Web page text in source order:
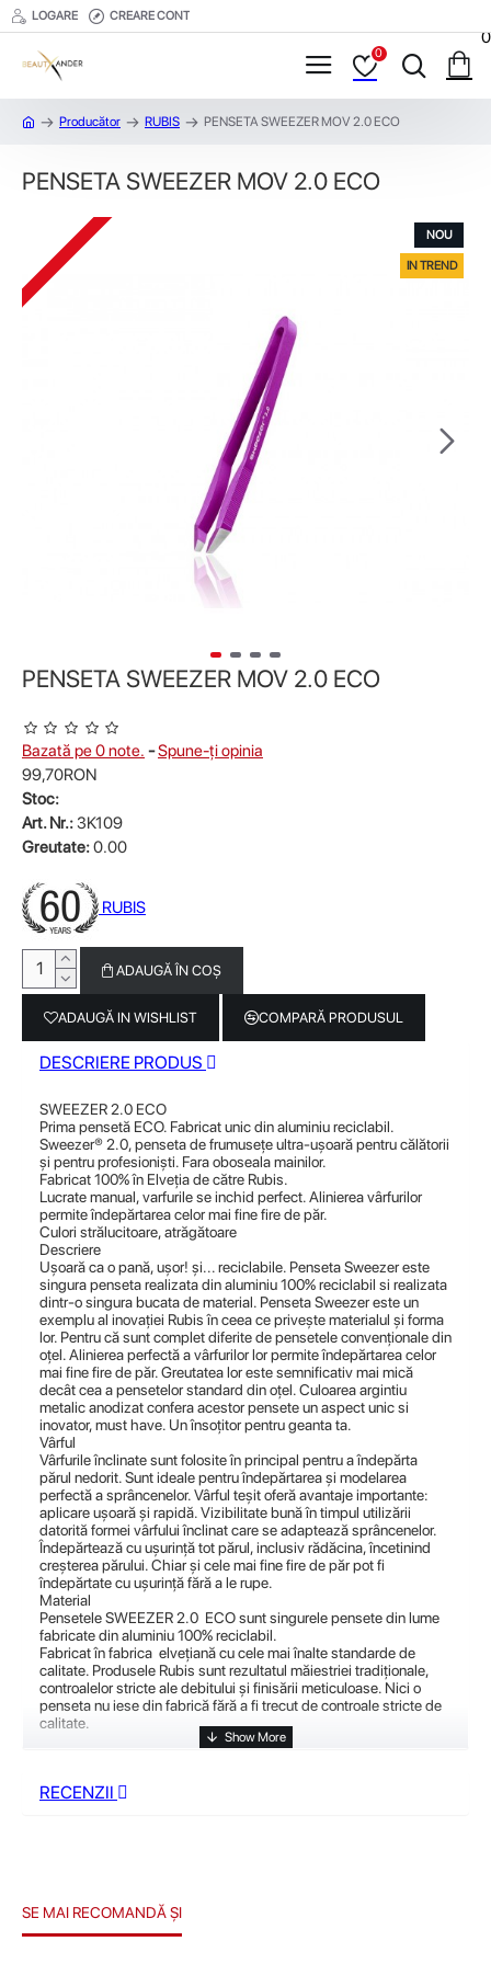
LOGARE CREARE CONT
0
0
Producător RUBIS PENSETA SWEEZER MOV 2.0 ECO
PENSETA SWEEZER MOV 2.0 ECO
NOU
IN TREND
PENSETA SWEEZER MOV 2.0 ECO
Bazată pe 0 note. -Spune-ţi opinia
99,70RON
Stoc:
Art. Nr.:3K109
Greutate:0.00
RUBIS
ADAUGĂ ÎN COŞ
ADAUGĂ IN WISHLIST COMPARĂ PRODUSUL
DESCRIERE PRODUS
SWEEZER 2.0 ECO
Prima pensetă ECO. Fabricat unic din aluminiu reciclabil.
Sweezer® 2.0, penseta de frumusețe ultra-ușoară pentru călătorii
și pentru profesioniști. Fara oboseala mainilor.
Fabricat 100% în Elveția de către Rubis.
Lucrate manual, varfurile se inchid perfect. Alinierea vârfurilor
permite îndepărtarea celor mai fine fire de păr.
Culori strălucitoare, atrăgătoare
Descriere
Ușoară ca o pană, ușor! și... reciclabile. Penseta Sweezer este
singura penseta realizata din aluminiu 100% reciclabil si realizata
dintr-o singura bucata de material. Penseta Sweezer este un
exemplu al inovației Rubis în ceea ce privește materialul și forma
lor. Pentru că sunt complet diferite de pensetele convenționale din
oțel. Alinierea perfectă a vârfurilor lor permite îndepărtarea celor
mai fine fire de păr. Greutatea lor este semnificativ mai mică
decât cea a pensetelor standard din oțel. Culoarea argintiu
metalic anodizat confera acestor pensete un aspect unic si
inovator, must have. Un însoțitor pentru geanta ta.
Vârful
Vârfurile înclinate sunt folosite în principal pentru a îndepărta
părul nedorit. Sunt ideale pentru îndepărtarea și modelarea
perfectă a sprâncenelor. Vârful teșit oferă avantaje importante:
aplicare ușoară și rapidă. Vizibilitate bună în timpul utilizării
datorită formei vârfului înclinat care se adaptează sprâncenelor.
Îndepărtează cu ușurință tot părul, inclusiv rădăcina, încetinind
creșterea părului. Chiar și cele mai fine fire de păr pot fi
îndepărtate cu ușurință fără a le rupe.
Material
Pensetele SWEEZER 2.0 ECO sunt singurele pensete din lume
fabricate din aluminiu 100% reciclabil.
Fabricat în fabrica elvețiană cu cele mai înalte standarde de
calitate. Produsele Rubis sunt rezultatul măiestriei tradiționale,
controalelor stricte ale debitului și finisării meticuloase. Nici o
penseta nu iese din fabrică fără a fi trecut de controale stricte de
calitate.
RECENZII
SE MAI RECOMANDĂ ȘI